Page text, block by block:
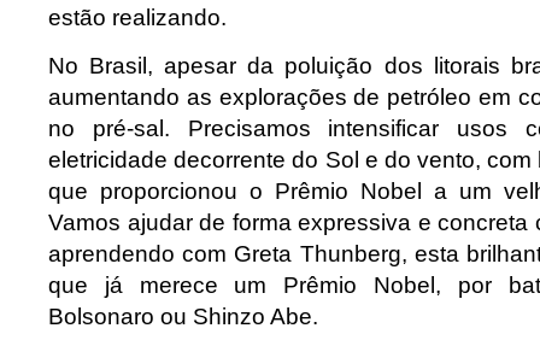
estão realizando.
No Brasil, apesar da poluição dos litorais
aumentando as explorações de petróleo em
no pré-sal. Precisamos intensificar usos
eletricidade decorrente do Sol e do vento,
que proporcionou o Prêmio Nobel a um
Vamos ajudar de forma expressiva e concreta
aprendendo com Greta Thunberg, esta
que já merece um Prêmio Nobel, por
Bolsonaro ou Shinzo Abe.